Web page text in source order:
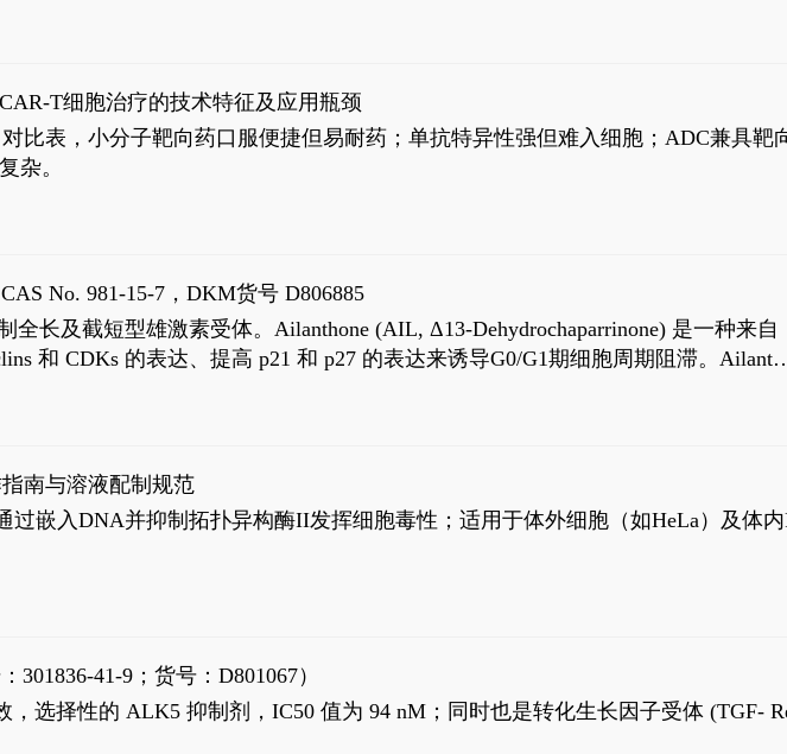
T细胞治疗的技术特征及应用瓶颈
比表，小分子靶向药口服便捷但易耐药；单抗特异性强但难入细胞；ADC兼具靶
杂。
No. 981-15-7，DKM货号 D806885
长及截短型雄激素受体。Ailanthone (AIL, Δ13-Dehydrochaparrinone) 是一种来自
和 CDKs 的表达、提高 p21 和 p27 的表达来诱导G0/G1期细胞周期阻滞。
AR1-651)的抑制剂，对应的IC50值分别为69 nM和309 nM。
南与溶液配制规范
嵌入DNA并抑制拓扑异构酶II发挥细胞毒性；适用于体外细胞（如HeLa）及体内
41-9；货号：D801067）
，选择性的 ALK5 抑制剂，IC50 值为 94 nM；同时也是转化生长因子受体 (TGF-